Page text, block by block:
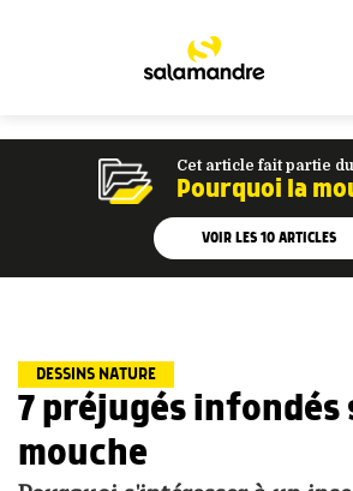
Cet article fait partie
Pourquoi la
VOIR LES 10 ARTICLES
DESSINS NATURE
7 préjugés infondés
mouche